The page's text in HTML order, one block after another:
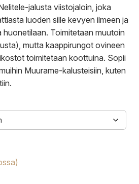
jalusta viistojaloin, joka
luoden sille kevyen ilmeen ja
Toimitetaan muutoin
mutta kaappirungot ovineen
toimitetaan koottuina. Sopii
Muurame-kalusteisiin, kuten